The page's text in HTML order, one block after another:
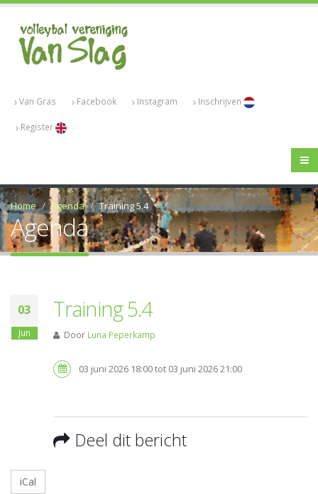
Van Gras Facebook Instagram Inschrijven
Register
Home Agenda Training 5.4
Agenda
03
Jun
Training 5.4
Door Luna Peperkamp
03 juni 2026 18:00 tot 03 juni 2026 21:00
Deel dit bericht
iCal